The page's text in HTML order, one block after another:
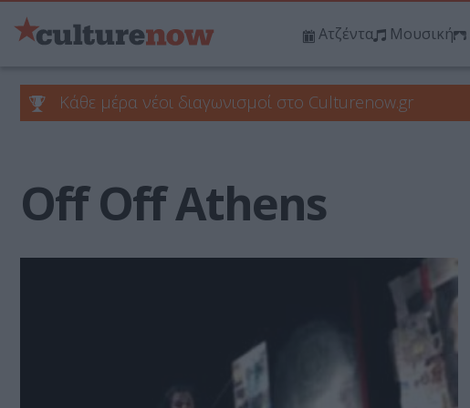
Ατζέντα Μουσική
Κάθε μέρα νέοι διαγωνισμοί στο Culturenow.gr
Off Off Athens